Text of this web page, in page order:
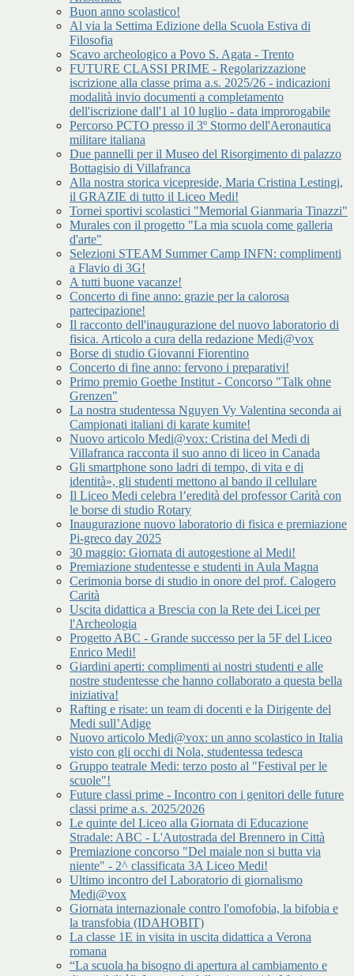
Buon anno scolastico!
Al via la Settima Edizione della Scuola Estiva di
Filosofia
Scavo archeologico a Povo S. Agata - Trento
FUTURE CLASSI PRIME - Regolarizzazione
iscrizione alla classe prima a.s. 2025/26 - indicazioni
modalità invio documenti a completamento
dell'iscrizione dall'1 al 10 luglio - data improrogabile
Percorso PCTO presso il 3º Stormo dell'Aeronautica
militare italiana
Due pannelli per il Museo del Risorgimento di palazzo
Bottagisio di Villafranca
Alla nostra storica vicepreside, Maria Cristina Lestingi,
il GRAZIE di tutto il Liceo Medi!
Tornei sportivi scolastici "Memorial Gianmaria Tinazzi"
Murales con il progetto "La mia scuola come galleria
d'arte"
Selezioni STEAM Summer Camp INFN: complimenti
a Flavio di 3G!
A tutti buone vacanze!
Concerto di fine anno: grazie per la calorosa
partecipazione!
Il racconto dell'inaugurazione del nuovo laboratorio di
fisica. Articolo a cura della redazione Medi@vox
Borse di studio Giovanni Fiorentino
Concerto di fine anno: fervono i preparativi!
Primo premio Goethe Institut - Concorso "Talk ohne
Grenzen"
La nostra studentessa Nguyen Vy Valentina seconda ai
Campionati italiani di karate kumite!
Nuovo articolo Medi@vox: Cristina del Medi di
Villafranca racconta il suo anno di liceo in Canada
Gli smartphone sono ladri di tempo, di vita e di
identità», gli studenti mettono al bando il cellulare
Il Liceo Medi celebra l’eredità del professor Carità con
le borse di studio Rotary
Inaugurazione nuovo laboratorio di fisica e premiazione
Pi-greco day 2025
30 maggio: Giornata di autogestione al Medi!
Premiazione studentesse e studenti in Aula Magna
Cerimonia borse di studio in onore del prof. Calogero
Carità
Uscita didattica a Brescia con la Rete dei Licei per
l'Archeologia
Progetto ABC - Grande successo per la 5F del Liceo
Enrico Medi!
Giardini aperti: complimenti ai nostri studenti e alle
nostre studentesse che hanno collaborato a questa bella
iniziativa!
Rafting e risate: un team di docenti e la Dirigente del
Medi sull’Adige
Nuovo articolo Medi@vox: un anno scolastico in Italia
visto con gli occhi di Nola, studentessa tedesca
Gruppo teatrale Medi: terzo posto al "Festival per le
scuole"!
Future classi prime - Incontro con i genitori delle future
classi prime a.s. 2025/2026
Le quinte del Liceo alla Giornata di Educazione
Stradale: ABC - L'Autostrada del Brennero in Città
Premiazione concorso "Del maiale non si butta via
niente" - 2^ classificata 3A Liceo Medi!
Ultimo incontro del Laboratorio di giornalismo
Medi@vox
Giornata internazionale contro l'omofobia, la bifobia e
la transfobia (IDAHOBIT)
La classe 1E in visita in uscita didattica a Verona
romana
“La scuola ha bisogno di apertura al cambiamento e